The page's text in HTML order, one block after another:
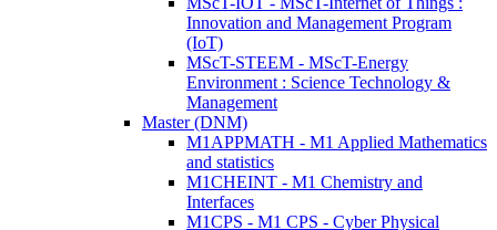
Innovation and Management Program
(IoT)
MScT-STEEM - MScT-Energy
Environment : Science Technology &
Management
Master (DNM)
M1APPMATH - M1 Applied Mathematics
and statistics
M1CHEINT - M1 Chemistry and
Interfaces
M1CPS - M1 CPS - Cyber Physical